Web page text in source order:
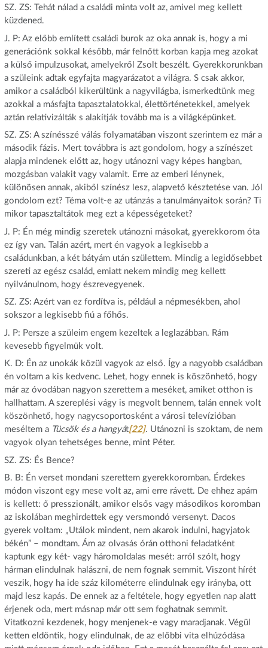
SZ. ZS: Tehát nálad a családi minta volt az, amivel meg kellett
küzdened.
J. P: Az előbb említett családi burok az oka annak is, hogy a mi
generációnk sokkal később, már felnőtt korban kapja meg azokat
a külső impulzusokat, amelyekről Zsolt beszélt. Gyerekkorunkban
a szüleink adtak egyfajta magyarázatot a világra. S csak akkor,
amikor a családból kikerültünk a nagyvilágba, ismerkedtünk meg
azokkal a másfajta tapasztalatokkal, élettörténetekkel, amelyek
aztán relativizálták s alakítják tovább ma is a világképünket.
SZ. ZS: A színésszé válás folyamatában viszont szerintem ez már a
második fázis. Mert továbbra is azt gondolom, hogy a színészet
alapja mindenek előtt az, hogy utánozni vagy képes hangban,
mozgásban valakit vagy valamit. Erre az emberi lénynek,
különösen annak, akiből színész lesz, alapvető késztetése van. Jól
gondolom ezt? Téma volt-e az utánzás a tanulmányaitok során? Ti
mikor tapasztaltátok meg ezt a képességeteket?
J. P: Én még mindig szeretek utánozni másokat, gyerekkorom óta
ez így van. Talán azért, mert én vagyok a legkisebb a
családunkban, a két bátyám után születtem. Mindig a legidősebbet
szereti az egész család, emiatt nekem mindig meg kellett
nyilvánulnom, hogy észrevegyenek.
SZ. ZS: Azért van ez fordítva is, például a népmesékben, ahol
sokszor a legkisebb fiú a főhős.
J. P: Persze a szüleim engem kezeltek a leglazábban. Rám
kevesebb figyelmük volt.
K. D: Én az unokák közül vagyok az első. Így a nagyobb családban
én voltam a kis kedvenc. Lehet, hogy ennek is köszönhető, hogy
már az óvodában nagyon szerettem a meséket, amiket otthon is
hallhattam. A szereplési vágy is megvolt bennem, talán ennek volt
köszönhető, hogy nagycsoportosként a városi televízióban
meséltem a Tücsök és a hangyát[22]. Utánozni is szoktam, de nem
vagyok olyan tehetséges benne, mint Péter.
SZ. ZS: És Bence?
B. B: Én verset mondani szerettem gyerekkoromban. Érdekes
módon viszont egy mese volt az, ami erre rávett. De ehhez apám
is kellett: ő presszionált, amikor elsős vagy másodikos koromban
az iskolában meghirdettek egy versmondó versenyt. Dacos
gyerek voltam: „Utálok mindent, nem akarok indulni, hagyjatok
békén” – mondtam. Ám az olvasás órán otthoni feladatként
kaptunk egy két- vagy háromoldalas mesét: arról szólt, hogy
hárman elindulnak halászni, de nem fognak semmit. Viszont hírét
veszik, hogy ha ide száz kilométerre elindulnak egy irányba, ott
majd lesz kapás. De ennek az a feltétele, hogy egyetlen nap alatt
érjenek oda, mert másnap már ott sem foghatnak semmit.
Vitatkozni kezdenek, hogy menjenek-e vagy maradjanak. Végül
ketten eldöntik, hogy elindulnak, de az előbbi vita elhúzódása